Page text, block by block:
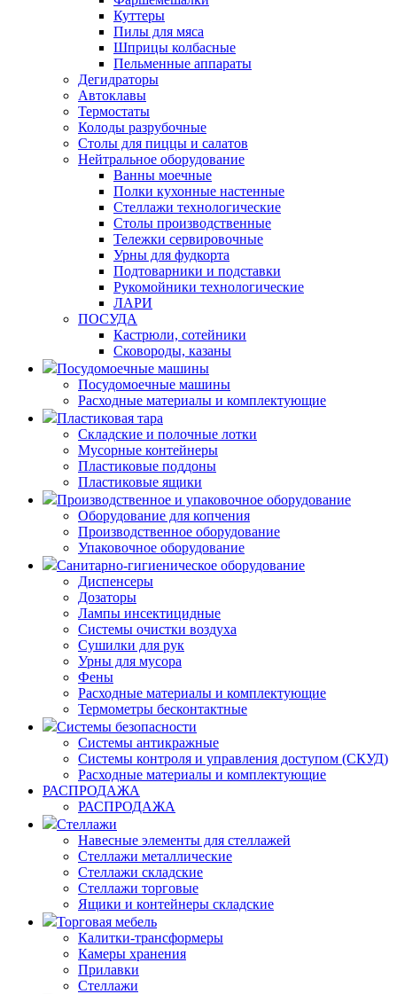
Куттеры
Пилы для мяса
Шприцы колбасные
Пельменные аппараты
Дегидраторы
Автоклавы
Термостаты
Колоды разрубочные
Столы для пиццы и салатов
Нейтральное оборудование
Ванны моечные
Полки кухонные настенные
Стеллажи технологические
Столы производственные
Тележки сервировочные
Урны для фудкорта
Подтоварники и подставки
Рукомойники технологические
ЛАРИ
ПОСУДА
Кастрюли, сотейники
Сковороды, казаны
Посудомоечные машины
Посудомоечные машины
Расходные материалы и комплектующие
Пластиковая тара
Складские и полочные лотки
Мусорные контейнеры
Пластиковые поддоны
Пластиковые ящики
Производственное и упаковочное оборудование
Оборудование для копчения
Производственное оборудование
Упаковочное оборудование
Санитарно-гигиеническое оборудование
Диспенсеры
Дозаторы
Лампы инсектицидные
Системы очистки воздуха
Сушилки для рук
Урны для мусора
Фены
Расходные материалы и комплектующие
Термометры бесконтактные
Системы безопасности
Системы антикражные
Системы контроля и управления доступом (СКУД)
Расходные материалы и комплектующие
РАСПРОДАЖА
РАСПРОДАЖА
Стеллажи
Навесные элементы для стеллажей
Стеллажи металлические
Стеллажи складские
Стеллажи торговые
Ящики и контейнеры складские
Торговая мебель
Калитки-трансформеры
Камеры хранения
Прилавки
Стеллажи